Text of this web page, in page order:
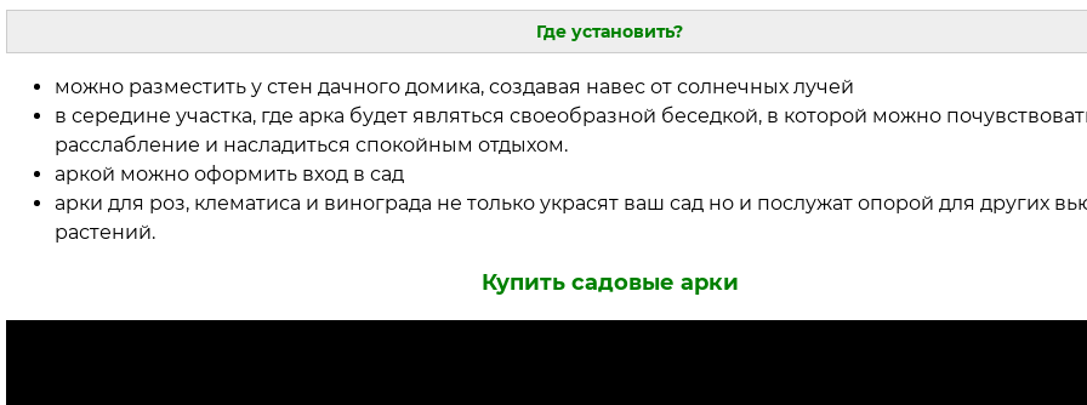
Где установить?
можно разместить у стен дачного домика, создавая навес от солнечных лучей
в середине участка, где арка будет являться своеобразной беседкой, в которой можно
расслабление и насладиться спокойным отдыхом.
аркой можно оформить вход в сад
арки для роз, клематиса и винограда не только украсят ваш сад но и послужат опорой для других
растений.
Купить садовые арки